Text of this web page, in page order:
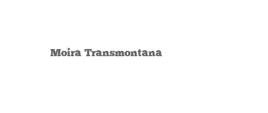
Moira Transmontana